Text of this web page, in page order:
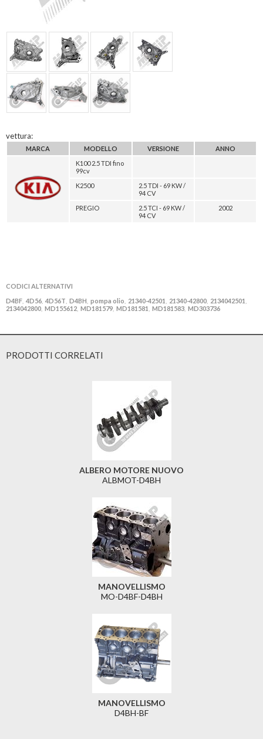
vettura:
MARCA MODELLO VERSIONE
ANNO
K100 2.5 TDI fino
99cv
K2500
2.5 TDI - 69 KW /
94 CV
PREGIO
2.5 TCI - 69 KW /
94 CV
2002
CODICI ALTERNATIVI
D4BF 4D56 4D56T D4BH pompa olio 21340-42501 21340-42800 2134042501
2134042800 MD155612 MD181579 MD181581 MD181583 MD303736
PRODOTTI CORRELATI
ALBERO MOTORE NUOVO
ALBMOT-D4BH
MANOVELLISMO
MO-D4BF-D4BH
MANOVELLISMO
D4BH-BF